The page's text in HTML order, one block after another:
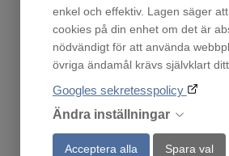
enkel och effektiv. Lagen säger
cookies på din enhet om det är
nödvändigt för att använda
övriga ändamål krävs självklart
Googles sekretesspolicy
Ändra inställningar
Acceptera alla Spara val
1 175 :-